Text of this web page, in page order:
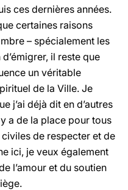
ces dernières années.
certaines raisons
– spécialement les
il reste que
un véritable
de la Ville. Je
j’ai déjà dit en d’autres
a de la place pour tous
de respecter et de
ici, je veux également
l’amour et du soutien